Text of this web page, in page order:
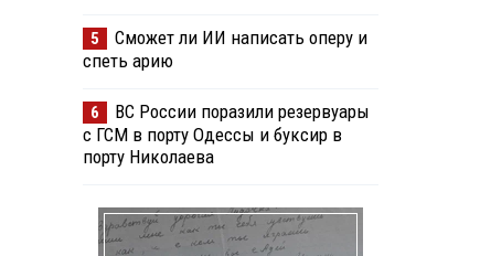
5
Сможет ли ИИ написать оперу и
спеть арию
6
ВС России поразили резервуары
с ГСМ в порту Одессы и буксир в
порту Николаева